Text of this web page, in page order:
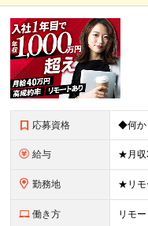
応募資格
給与
勤務地
働き方 リモ